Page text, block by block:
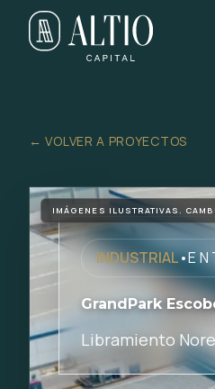
← VOLVER A PROYECTOS
IMÁGENES ILUSTRATIVAS.
INDUSTRIAL•
GrandPark
Libramiento